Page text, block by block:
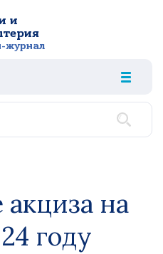
и
журнал
на
году